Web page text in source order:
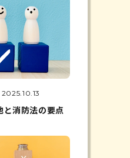
2025.10.13
と消防法の要点